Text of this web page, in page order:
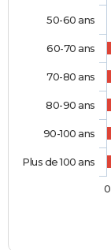
50-60 ans
60-70 ans
70-80 ans
80-90 ans
90-100 ans
Plus de 100 ans
0